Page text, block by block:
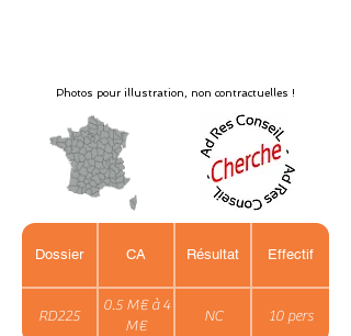
Photos pour illustration, non contractuelles !
Dossier CA Résultat Effectif
RD225
0.5 M€ à 4
M€
NC 10 pers